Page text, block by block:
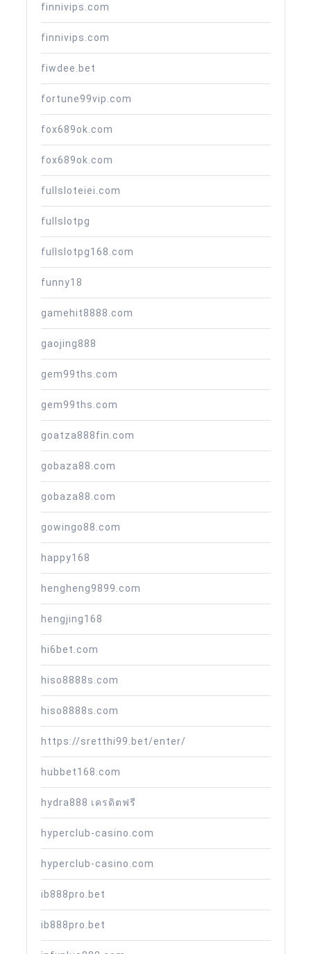
finnivips.com
finnivips.com
fiwdee.bet
fortune99vip.com
fox689ok.com
fox689ok.com
fullsloteiei.com
fullslotpg
fullslotpg168.com
funny18
gamehit8888.com
gaojing888
gem99ths.com
gem99ths.com
goatza888fin.com
gobaza88.com
gobaza88.com
gowingo88.com
happy168
hengheng9899.com
hengjing168
hi6bet.com
hiso8888s.com
hiso8888s.com
https://sretthi99.bet/enter/
hubbet168.com
hydra888 เครดิตฟรี
hyperclub-casino.com
hyperclub-casino.com
ib888pro.bet
ib888pro.bet